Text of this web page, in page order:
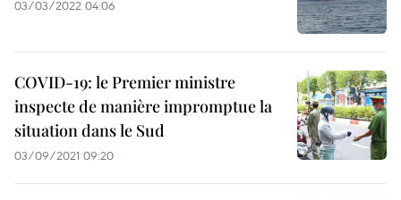
03/03/2022 04:06
COVID-19: le Premier ministre
inspecte de manière impromptue la
situation dans le Sud
03/09/2021 09:20